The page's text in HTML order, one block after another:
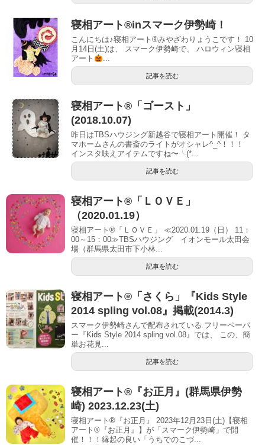
寝相アート®︎inスマーク伊勢崎！
こんにちは♪寝相アート®︎みやざわりょうこです！ 10
月14日(土)は、 スマーク伊勢崎で、 ハロウィン寝相
アート
...
記事を読む
寝相アート®︎「ゴースト」
(2018.10.07)
昨日はTBSハウジング新越谷で寝相アート開催！ タ
マホームさんの書斎のライトがオシャレ^_^！！！
インスタ映えアイテムですね〜╰(*...
記事を読む
寝相アート®「ＬＯＶＥ」
（2020.01.19）
寝相アート®「ＬＯＶＥ」 ≪2020.01.19（日） 11：
00～15：00≫TBSハウジング イオンモール太田会
場（群馬県太田市下小林...
記事を読む
寝相アート®「さくら」『Kids Style
2014 spling vol.08』掲載(2014.3)
スマーク伊勢崎さんで配布されている フリーペーパ
ー『Kids Style 2014 spling vol.08』では、 この、簡
単お花見...
記事を読む
寝相アート®︎『お正月』(群馬県伊勢
崎) 2023.12.23(土)
寝相アート®『お正月』 2023年12月23日(土)【寝相
アート®︎『お正月』】が「スマーク伊勢崎」で開
催！！！縁起の良い「うちでのこづ...